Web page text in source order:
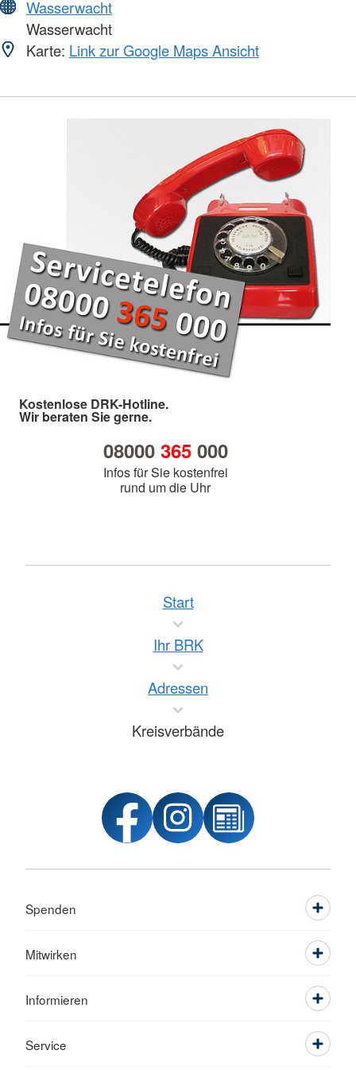
Wasserwacht
Wasserwacht
Karte: Link zur Google Maps Ansicht
Kostenlose DRK-Hotline.
Wir beraten Sie gerne.
08000 365000
Infos für Sie kostenfrei
rund um die Uhr
Start
Ihr BRK
Adressen
Kreisverbände
Spenden
Mitwirken
Informieren
Service